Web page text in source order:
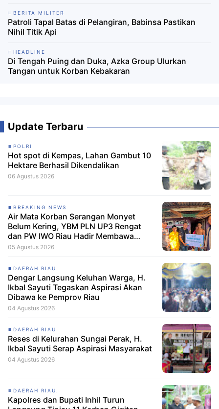
BERITA MILITER
Patroli Tapal Batas di Pelangiran, Babinsa Pastikan
Nihil Titik Api
HEADLINE
Di Tengah Puing dan Duka, Azka Group Ulurkan
Tangan untuk Korban Kebakaran
Update Terbaru
POLRI
Hot spot di Kempas, Lahan Gambut 10
Hektare Berhasil Dikendalikan
06 Agustus 2026
BREAKING NEWS
Air Mata Korban Serangan Monyet
Belum Kering, YBM PLN UP3 Rengat
dan PW IWO Riau Hadir Membawa
Harapan
05 Agustus 2026
DAERAH RIAU.
Dengar Langsung Keluhan Warga, H.
Ikbal Sayuti Tegaskan Aspirasi Akan
Dibawa ke Pemprov Riau
04 Agustus 2026
DAERAH RIAU
Reses di Kelurahan Sungai Perak, H.
Ikbal Sayuti Serap Aspirasi Masyarakat
04 Agustus 2026
DAERAH RIAU.
Kapolres dan Bupati Inhil Turun